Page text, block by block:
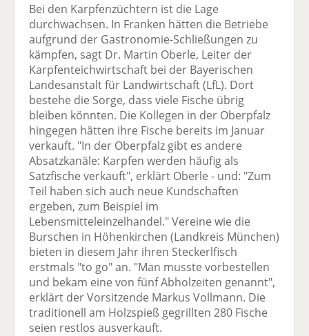
Bei den Karpfenzüchtern ist die Lage
durchwachsen. In Franken hätten die Betriebe
aufgrund der Gastronomie-Schließungen zu
kämpfen, sagt Dr. Martin Oberle, Leiter der
Karpfenteichwirtschaft bei der Bayerischen
Landesanstalt für Landwirtschaft (LfL). Dort
bestehe die Sorge, dass viele Fische übrig
bleiben könnten. Die Kollegen in der Oberpfalz
hingegen hätten ihre Fische bereits im Januar
verkauft. "In der Oberpfalz gibt es andere
Absatzkanäle: Karpfen werden häufig als
Satzfische verkauft", erklärt Oberle - und: "Zum
Teil haben sich auch neue Kundschaften
ergeben, zum Beispiel im
Lebensmitteleinzelhandel." Vereine wie die
Burschen in Höhenkirchen (Landkreis München)
bieten in diesem Jahr ihren Steckerlfisch
erstmals "to go" an. "Man musste vorbestellen
und bekam eine von fünf Abholzeiten genannt",
erklärt der Vorsitzende Markus Vollmann. Die
traditionell am Holzspieß gegrillten 280 Fische
seien restlos ausverkauft.